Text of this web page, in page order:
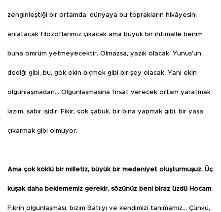
zenginleştiği bir ortamda, dünyaya bu toprakların hikâyesini
anlatacak filozoflarımız çıkacak ama büyük bir ihtimalle benim
buna ömrüm yetmeyecektir. Olmazsa, yazık olacak. Yunus’un
dediği gibi, bu, gök ekin biçmek gibi bir şey olacak. Yani ekin
olgunlaşmadan… Olgunlaşmasına fırsat verecek ortam yaratmak
lazım, sabır işidir. Fikir, çok çabuk, bir bina yapmak gibi, bir yasa
çıkarmak gibi olmuyor.
Ama çok köklü bir milletiz, büyük bir medeniyet oluşturmuşuz. Üç
kuşak daha beklememiz gerekir, sözünüz beni biraz üzdü Hocam.
Fikrin olgunlaşması, bizim Batı’yı ve kendimizi tanımamız… Çünkü,